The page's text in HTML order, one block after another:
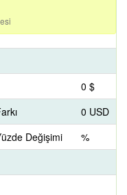
0 $
0 USD
Değişimi
%